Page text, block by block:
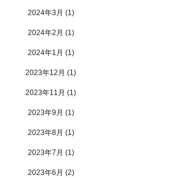
2024年3月 (1)
2024年2月 (1)
2024年1月 (1)
2023年12月 (1)
2023年11月 (1)
2023年9月 (1)
2023年8月 (1)
2023年7月 (1)
2023年6月 (2)